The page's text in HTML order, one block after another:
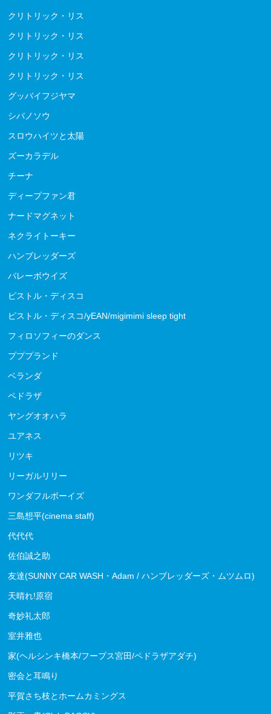
クリトリック・リス
クリトリック・リス
クリトリック・リス
クリトリック・リス
グッバイフジヤマ
シバノソウ
スロウハイツと太陽
ズーカラデル
チーナ
ディープファン君
ナードマグネット
ネクライトーキー
ハンブレッダーズ
バレーボウイズ
ピストル・ディスコ
ピストル・ディスコ/yEAN/migimimi sleep tight
フィロソフィーのダンス
プププランド
ベランダ
ペドラザ
ヤングオオハラ
ユアネス
リツキ
リーガルリリー
ワンダフルボーイズ
三島想平(cinema staff)
代代代
佐伯誠之助
友達(SUNNY CAR WASH・Adam / ハンブレッダーズ・ムツムロ)
天晴れ!原宿
奇妙礼太郎
室井雅也
家(ヘルシンキ橋本/フープス宮田/ペドラザアダチ)
密会と耳鳴り
平賀さち枝とホームカミングス